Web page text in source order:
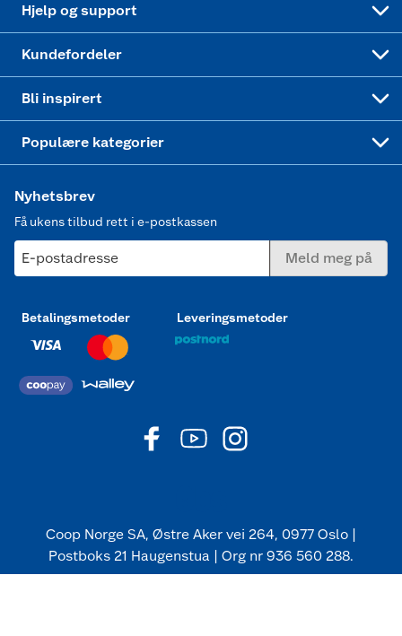
Hjelp og support
Kundefordeler
Bli inspirert
Populære kategorier
Nyhetsbrev
Få ukens tilbud rett i e-postkassen
E-postadresse Meld meg på
Betalingsmetoder Leveringsmetoder
Coop Norge SA, Østre Aker vei 264, 0977 Oslo |
Postboks 21 Haugenstua | Org nr 936 560 288.